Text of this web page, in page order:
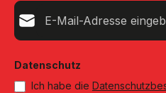
E-Mail-Adresse*
Datenschutz
Ich habe die